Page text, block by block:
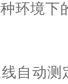
境下
动测